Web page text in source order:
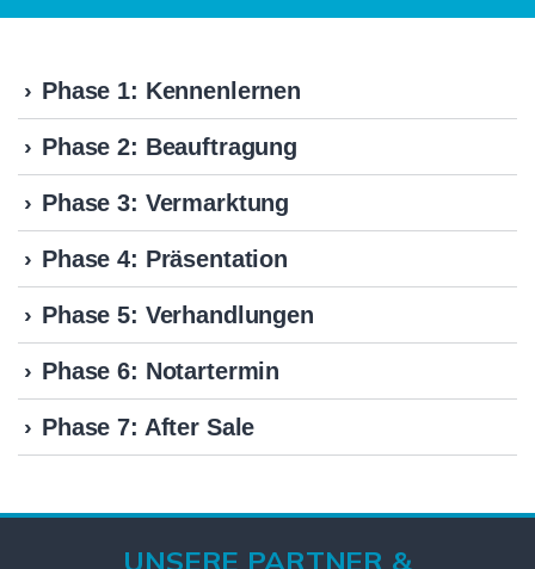
Phase 1: Kennenlernen
Phase 2: Beauftragung
Phase 3: Vermarktung
Phase 4: Präsentation
Phase 5: Verhandlungen
Phase 6: Notartermin
Phase 7: After Sale
UNSERE PARTNER &